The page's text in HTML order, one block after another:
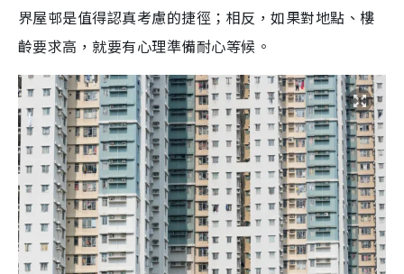
界屋邨是值得認真考慮的捷徑；相反，如果對地點、樓
齡要求高，就要有心理準備耐心等候。